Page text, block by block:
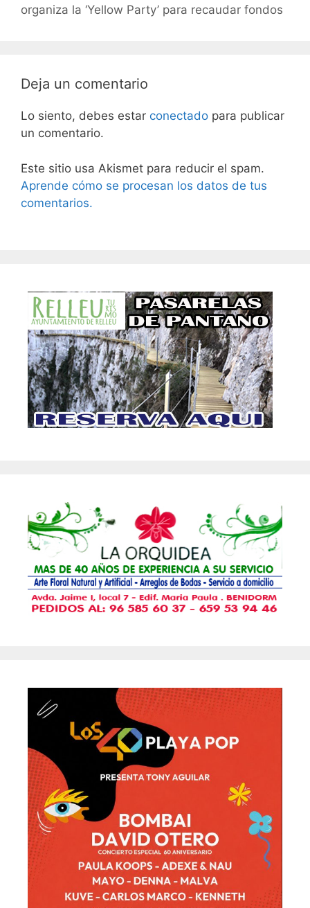
organiza la ‘Yellow Party’ para recaudar fondos
Deja un comentario
Lo siento, debes estar conectado para publicar
un comentario.
Este sitio usa Akismet para reducir el spam.
Aprende cómo se procesan los datos de tus
comentarios.